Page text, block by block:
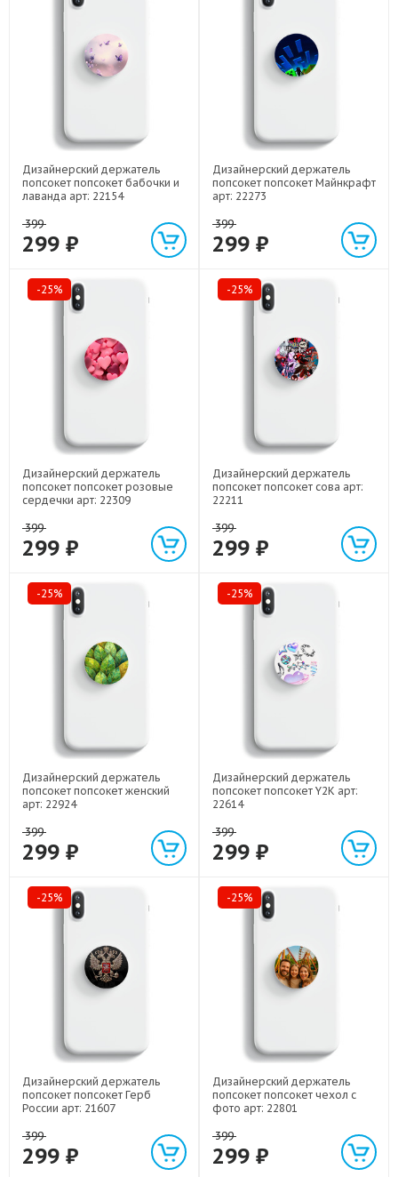
Дизайнерский держатель
попсокет попсокет бабочки и
лаванда арт: 22154
399
299 ₽
Дизайнерский держатель
попсокет попсокет Майнкрафт
арт: 22273
399
299 ₽
-25%
Дизайнерский держатель
попсокет попсокет розовые
сердечки арт: 22309
399
299 ₽
-25%
Дизайнерский держатель
попсокет попсокет сова арт:
22211
399
299 ₽
-25%
Дизайнерский держатель
попсокет попсокет женский
арт: 22924
399
299 ₽
-25%
Дизайнерский держатель
попсокет попсокет Y2K арт:
22614
399
299 ₽
-25%
Дизайнерский держатель
попсокет попсокет Герб
России арт: 21607
399
299 ₽
-25%
Дизайнерский держатель
попсокет попсокет чехол с
фото арт: 22801
399
299 ₽